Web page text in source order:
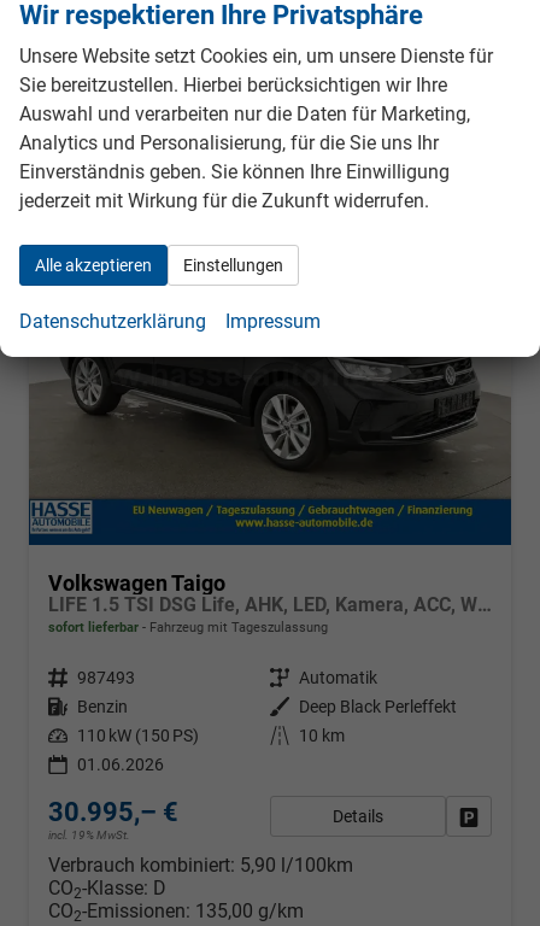
30.180,– €
incl. 19% MwSt.
Verbrauch kombiniert:5,80 l/100km
CO2-Emissionen:132,00 g/km
Volkswagen Taigo
LIFE 1.5 TSI DSG Life, AHK, LED, Kamera, ACC, Winter, 17-Zoll
sofort lieferbar Fahrzeug mit Tageszulassung
Fahrzeugnr. 987493 Getriebe Automatik
Kraftstoff Benzin Außenfarbe
Deep Black Perleffekt
Leistung 110 kW (150 PS) Kilometerstand
10 km
01.06.2026
30.995,– €
incl. 19% MwSt.
Details
Verbrauch kombiniert: 5,90 l/100km
CO2-Klasse: D
CO2-Emissionen: 135,00 g/km
Wir respektieren Ihre Privatsphäre
Unsere Website setzt Cookies ein, um unsere Dienste für
Sie bereitzustellen. Hierbei berücksichtigen wir Ihre
Auswahl und verarbeiten nur die Daten für Marketing,
Analytics und Personalisierung, für die Sie uns Ihr
Einverständnis geben. Sie können Ihre Einwilligung
jederzeit mit Wirkung für die Zukunft widerrufen.
Alle akzeptieren Einstellungen
Datenschutzerklärung Impressum